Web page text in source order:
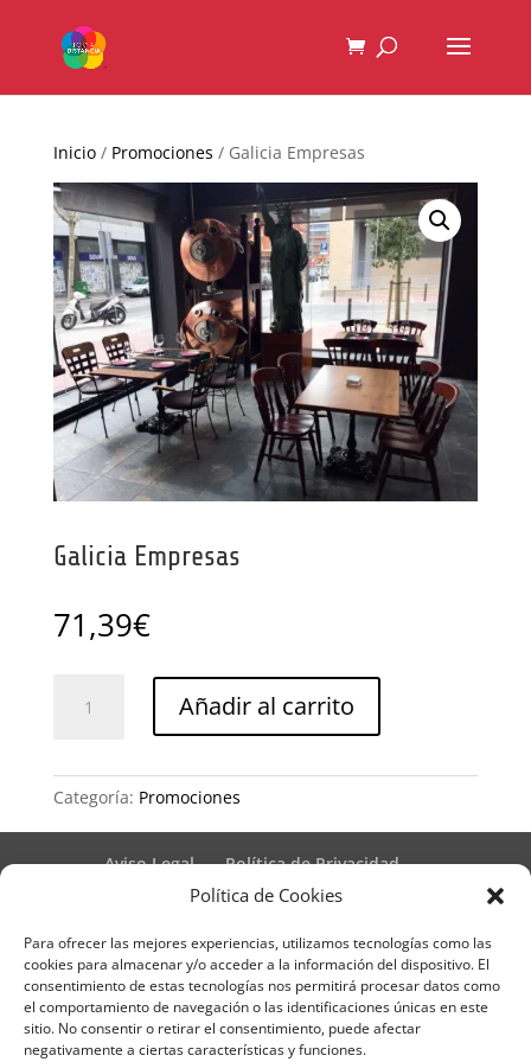
Política de Cookies
Para ofrecer las mejores experiencias, utilizamos tecnologías como las
cookies para almacenar y/o acceder a la información del dispositivo. El
consentimiento de estas tecnologías nos permitirá procesar datos como
el comportamiento de navegación o las identificaciones únicas en este
sitio. No consentir o retirar el consentimiento, puede afectar
negativamente a ciertas características y funciones.
Inicio/ Promociones / Galicia Empresas
Galicia Empresas
71,39€
Empresas
Añadir al carrito
Categoría: Promociones
Aviso Legal
Política de Privacidad
Términos y condiciones – Contrato de matrícula
Formulario de Datos necesarios para alta
Métodos de pago SEQURA
Métodos de pago
Formulario de Acción Formativa
Formulario de responsabilidad de APPCC
Plantilla formación bonificada